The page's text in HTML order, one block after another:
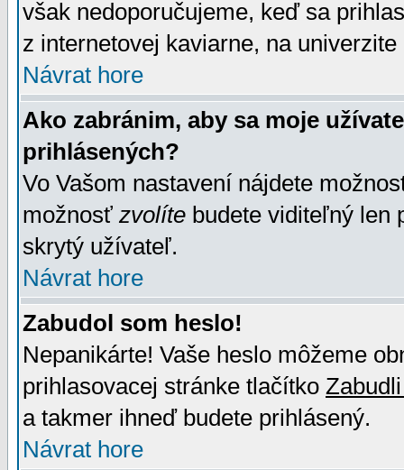
však nedoporučujeme, keď sa
z internetovej kaviarne, na univerzite
Návrat hore
Ako zabránim, aby sa moje
prihlásených?
Vo Vašom nastavení nájdete
možnosť zvolíte budete viditeľný len
skrytý užívateľ.
Návrat hore
Zabudol som heslo!
Nepanikárte! Vaše heslo môžeme
prihlasovacej stránke tlačítko
a takmer ihneď budete prihlásený.
Návrat hore